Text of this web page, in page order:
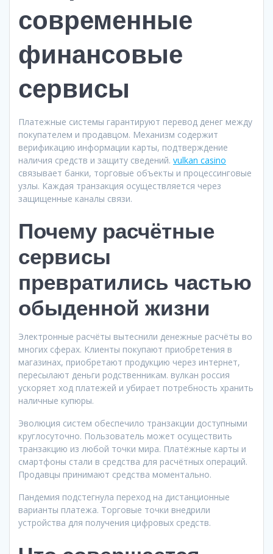
современные
финансовые
сервисы
Платежные системы гарантируют перевод денег между
покупателем и продавцом. Механизм содержит
верификацию информации карты, подтверждение
наличия средств и защиту сведений. vulkan casino
связывает банки, торговые объекты и процессинговые
узлы. Каждая транзакция осуществляется через
защищенные каналы связи.
Почему расчётные
сервисы
превратились частью
обыденной жизни
Электронные расчёты вытеснили денежные расчёты во
многих сферах. Клиенты покупают приобретения в
магазинах, приобретают продукцию через интернет,
пересылают деньги родственникам. вулкан россия
ускоряет ход платежей и убирает потребность хранить
наличные купюры.
Эволюция систем обеспечило транзакции доступными
круглосуточно. Пользователь может осуществить
транзакцию из любой точки мира. Платёжные карты и
смартфоны стали в средства для расчётных операций.
Продавцы принимают средства моментально.
Пандемия подстегнула переход на дистанционные
варианты платежа. Торговые точки внедрили
устройства для получения цифровых средств.